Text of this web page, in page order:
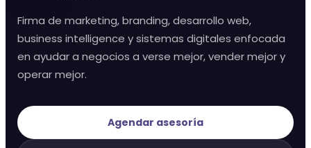
Firma de marketing, branding, desarrollo web,
business intelligence y sistemas digitales enfocada
en ayudar a negocios a verse mejor, vender mejor y
operar mejor.
Agendar asesoría